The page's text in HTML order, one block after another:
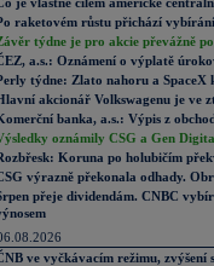
raketovém růstu přichází
týdne je pro akcie převážně
a.s.: Oznámení o výplatě
týdne: Zlato nahoru a SpaceX
akcionář Volkswagenu je ve
banka, a.s.: Výpis z
oznámily CSG a Gen
Koruna po holubičím
výrazně překonala odhady.
přeje dividendám. CNBC
ve vyčkávacím režimu, zvýšení